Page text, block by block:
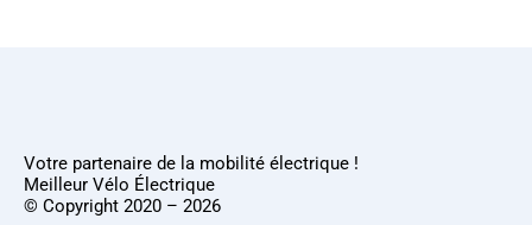
Votre partenaire de la mobilité électrique !
Meilleur Vélo Électrique
© Copyright 2020 – 2026